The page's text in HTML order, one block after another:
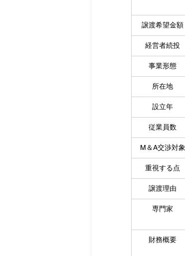
譲渡希望金額
経営者続投
事業形態
所在地
設立年
従業員数
M＆A交渉対象
重視する点
譲渡理由
専門家
財務概要